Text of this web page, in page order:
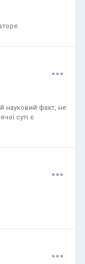
...
науковий факт, не
суті є
...
...